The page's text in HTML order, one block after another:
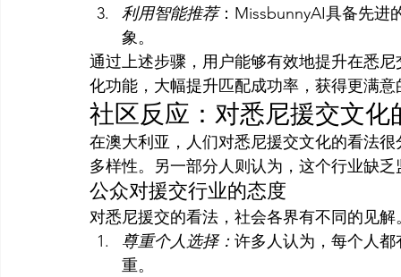
利用智能推荐：MissbunnyAI具备先进
象。
通过上述步骤，用户能够有效地提升在悉
化功能，大幅提升匹配成功率，获得更满
社区反应：对悉尼援交文化
在澳大利亚，人们对悉尼援交文化的看法
多样性。另一部分人则认为，这个行业缺
公众对援交行业的态度
对悉尼援交的看法，社会各界有不同的见
尊重个人选择： 许多人认为，每个人
重。